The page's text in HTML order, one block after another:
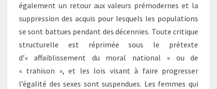
également un retour aux valeurs prémodernes et la
suppression des acquis pour lesquels les populations
se sont battues pendant des décennies. Toute critique
structurelle est réprimée sous le prétexte
d’« affaiblissement du moral national » ou de
« trahison », et les lois visant à faire progresser
l’égalité des sexes sont suspendues. Les femmes qui